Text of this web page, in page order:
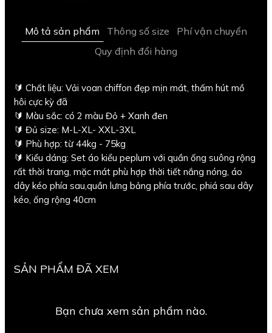
Mô tả sản phẩm Thông số size
Phí vận chuyển
Quy định đổi hàng
🔰 Chất liệu: Vải voan chiffon đẹp mịn mát, thấm hút mồ
hôi cực kỳ đã
🔰 Màu sắc: có 2 màu Đỏ + Xanh đen
🔰 Đủ size: M-L-XL- XXL-3XL
🔰 Phù hợp: từ 44kg - 75kg
🔰 Kiểu dáng: Set áo kiểu peplum với quần ống suông rộng
rất thời trang, mặc mát phù hợp thời tiết nắng nóng, áo
dây kéo phía sau,quần lưng bảng phía trước, phiá sau dây
kéo, ống rộng 40cm
SẢN PHẨM ĐÃ XEM
Bạn chưa xem sản phẩm nào.